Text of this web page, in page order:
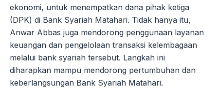
ekonomi, untuk menempatkan dana pihak ketiga
(DPK) di Bank Syariah Matahari. Tidak hanya itu,
Anwar Abbas juga mendorong penggunaan layanan
keuangan dan pengelolaan transaksi kelembagaan
melalui bank syariah tersebut. Langkah ini
diharapkan mampu mendorong pertumbuhan dan
keberlangsungan Bank Syariah Matahari.